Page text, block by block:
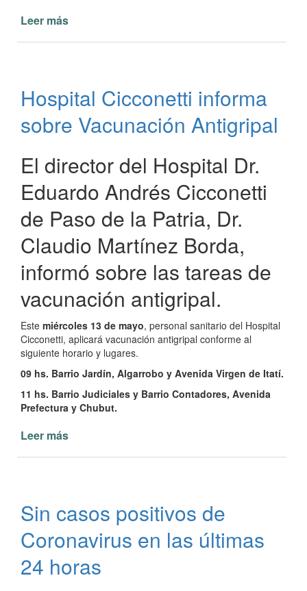
Leer más
tarjetas
Mbareté
y
Mbareté
Hospital Cicconetti informa
sobre Vacunación Antigripal
El director del Hospital Dr.
Eduardo Andrés Cicconetti
de Paso de la Patria, Dr.
Claudio Martínez Borda,
informó sobre las tareas de
vacunación antigripal.
Este miércoles 13 de mayo, personal sanitario del Hospital
Cicconetti, aplicará vacunación antigripal conforme al
siguiente horario y lugares.
09 hs. Barrio Jardín, Algarrobo y Avenida Virgen de Itatí.
11 hs. Barrio Judiciales y Barrio Contadores, Avenida
Prefectura y Chubut.
Leer más
Vacunación
Antigripal
Sin casos positivos de
Coronavirus en las últimas
24 horas